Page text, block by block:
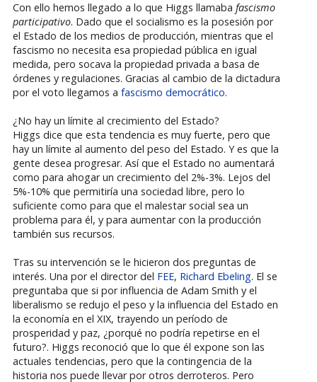
Con ello hemos llegado a lo que Higgs llamaba fascismo
participativo. Dado que el socialismo es la posesión por
el Estado de los medios de producción, mientras que el
fascismo no necesita esa propiedad pública en igual
medida, pero socava la propiedad privada a basa de
órdenes y regulaciones. Gracias al cambio de la dictadura
por el voto llegamos a fascismo democrático.
¿No hay un límite al crecimiento del Estado?
Higgs dice que esta tendencia es muy fuerte, pero que
hay un límite al aumento del peso del Estado. Y es que la
gente desea progresar. Así que el Estado no aumentará
como para ahogar un crecimiento del 2%-3%. Lejos del
5%-10% que permitiría una sociedad libre, pero lo
suficiente como para que el malestar social sea un
problema para él, y para aumentar con la producción
también sus recursos.
Tras su intervención se le hicieron dos preguntas de
interés. Una por el director del FEE, Richard Ebeling. El se
preguntaba que si por influencia de Adam Smith y el
liberalismo se redujo el peso y la influencia del Estado en
la economía en el XIX, trayendo un período de
prosperidad y paz, ¿porqué no podría repetirse en el
futuro?. Higgs reconoció que lo que él expone son las
actuales tendencias, pero que la contingencia de la
historia nos puede llevar por otros derroteros. Pero